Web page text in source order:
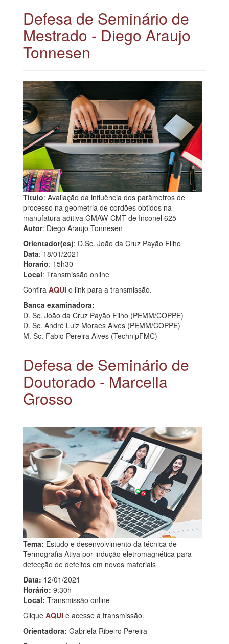
Defesa de Seminário de
Mestrado - Diego Araujo
Tonnesen
Título: Avaliação da influência dos parâmetros de
processo na geometria de cordões obtidos na
manufatura aditiva GMAW-CMT de Inconel 625
Autor: Diego Araujo Tonnesen
Orientador(es): D.Sc. João da Cruz Payão Filho
Data: 18/01/2021
Horario: 15h30
Local: Transmissão online
Confira AQUI o link para a transmissão.
Banca examinadora:
D. Sc. João da Cruz Payão Filho (PEMM/COPPE)
D. Sc. André Luiz Moraes Alves (PEMM/COPPE)
M. Sc. Fabio Pereira Alves (TechnipFMC)
Defesa de Seminário de
Doutorado - Marcella
Grosso
Tema: Estudo e desenvolvimento da técnica de
Termografia Ativa por indução eletromagnética para
detecção de defeitos em novos materiais
Data: 12/01/2021
Horário: 9:30h
Local: Transmissão online
Clique AQUI e acesse a transmissão.
Orientadora: Gabriela Ribeiro Pereira